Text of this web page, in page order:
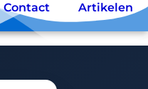
Contact Artikelen